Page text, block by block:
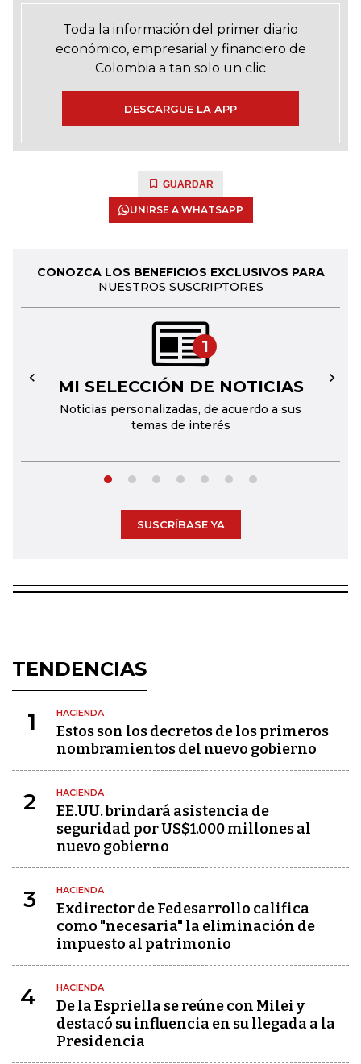
Toda la información del primer diario
económico, empresarial y financiero de
Colombia a tan solo un clic
DESCARGUE LA APP
GUARDAR
UNIRSE A WHATSAPP
CONOZCA LOS BENEFICIOS EXCLUSIVOS PARA
NUESTROS SUSCRIPTORES
1
MI SELECCIÓN DE NOTICIAS
Noticias personalizadas, de acuerdo a sus
temas de interés
← →
SUSCRÍBASE YA
TENDENCIAS
1 HACIENDA
Estos son los decretos de los primeros
nombramientos del nuevo gobierno
2 HACIENDA
EE.UU. brindará asistencia de
seguridad por US$1.000 millones al
nuevo gobierno
3 HACIENDA
Exdirector de Fedesarrollo califica
como "necesaria" la eliminación de
impuesto al patrimonio
4 HACIENDA
De la Espriella se reúne con Milei y
destacó su influencia en su llegada a la
Presidencia